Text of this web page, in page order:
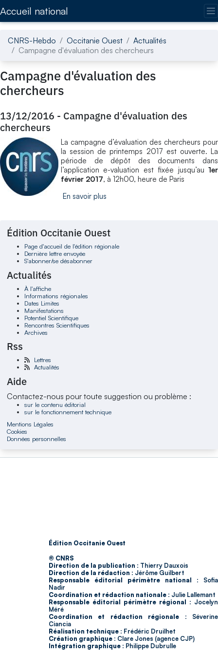
Accueil national
CNRS-Hebdo Occitanie Ouest
Actualités
Campagne d'évaluation des chercheurs
Campagne d'évaluation des
chercheurs
13/12/2016 - Campagne d'évaluation des
chercheurs
La campagne d’évaluation des chercheurs pour
la session de printemps 2017 est ouverte. La
période de dépôt des documents dans
l’application e-valuation est fixée jusqu’au 1er
février 2017, à 12h00, heure de Paris
En savoir plus
Édition Occitanie Ouest
Page d'accueil de l'édition régionale
Dernière lettre envoyée
S'abonner/se désabonner
Actualités
À l'affiche
Informations régionales
Dates Limites
Manifestations
Potentiel Scientifique
Rencontres Scientifiques
Archives
Rss
Lettres
Actualités
Aide
Contactez-nous pour toute suggestion ou problème :
sur le contenu éditorial
sur le fonctionnement technique
Mentions Légales
Cookies
Données personnelles
Édition Occitanie Ouest
© CNRS
Direction de la publication : Thierry Dauxois
Direction de la rédaction : Jérôme Guilbert
Responsable éditorial périmètre national : Sofia
Nadir
Coordination et rédaction nationale : Julie Lallemant
Responsable éditorial périmètre régional : Jocelyn
Méré
Coordination et rédaction régionale : Séverine
Ciancia
Réalisation technique : Frédéric Druilhet
Création graphique : Clare Jones (agence CJP)
Intégration graphique : Philippe Dubrulle